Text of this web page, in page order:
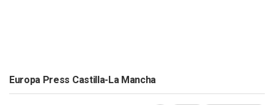
Europa Press Castilla-La Mancha